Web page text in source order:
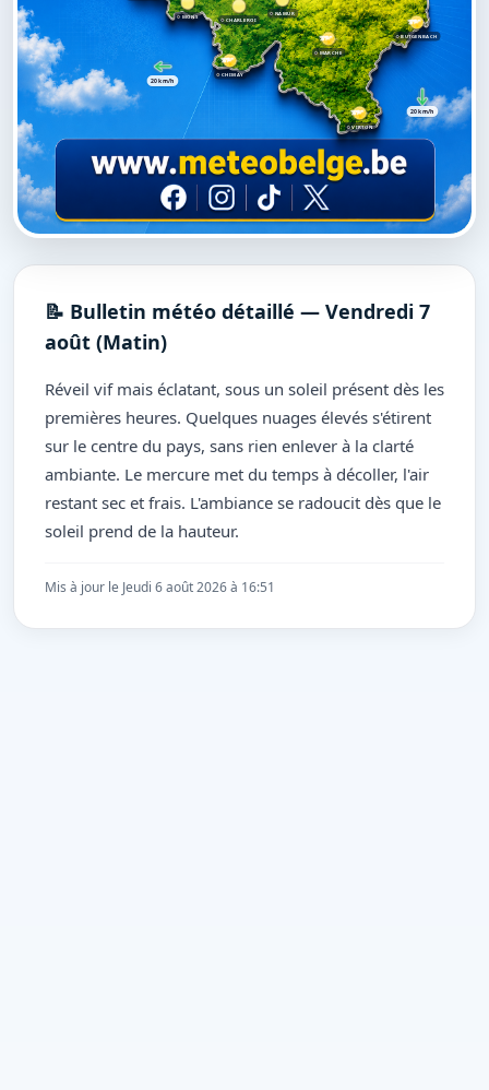
CHARLEROI
CHIMAY
NAMUR
VIRTON
MARCHE
MONS
BUTGENBACH
20 km/h
20 km/h
📝 Bulletin météo détaillé — Vendredi 7
août (Matin)
Réveil vif mais éclatant, sous un soleil présent dès les
premières heures. Quelques nuages élevés s'étirent
sur le centre du pays, sans rien enlever à la clarté
ambiante. Le mercure met du temps à décoller, l'air
restant sec et frais. L'ambiance se radoucit dès que le
soleil prend de la hauteur.
Mis à jour le Jeudi 6 août 2026 à 16:51